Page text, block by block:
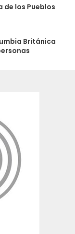
de los Pueblos
Británica